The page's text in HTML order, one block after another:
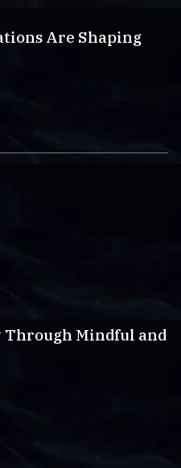
Are Shaping
Through Mindful and